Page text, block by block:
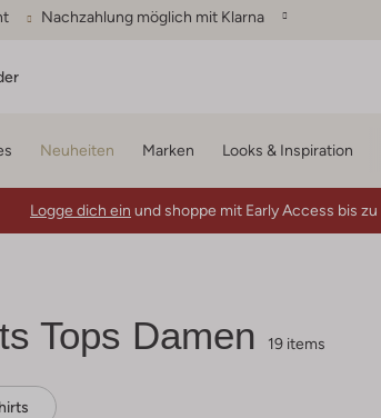
Nachzahlung möglich mit Klarna
Neuheiten Marken Looks & Inspiration
Logge dich ein und shoppe mit Early Access bis zu
Tops Damen 19 items